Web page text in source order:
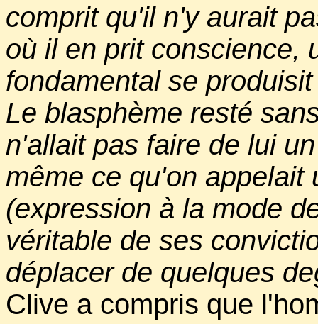
comprit qu'il n'y aurait
où il en prit conscience,
fondamental se
Le blasphème resté
n'allait pas faire de lui
même ce qu'on appelait
(expression à la mode
véritable de ses
déplacer de quelques
Clive a compris que